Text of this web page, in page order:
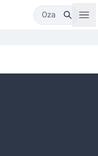
Oza